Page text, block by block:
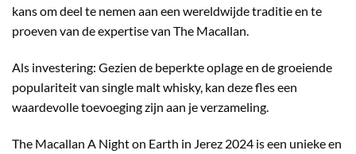
kans om deel te nemen aan een wereldwijde traditie en te
proeven van de expertise van The Macallan.
Als investering: Gezien de beperkte oplage en de groeiende
populariteit van single malt whisky, kan deze fles een
waardevolle toevoeging zijn aan je verzameling.
The Macallan A Night on Earth in Jerez 2024 is een unieke en